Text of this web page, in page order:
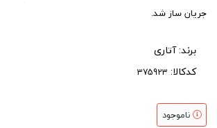
جریان ساز شد.
برند:آتاری
کدکالا:
ناموجود